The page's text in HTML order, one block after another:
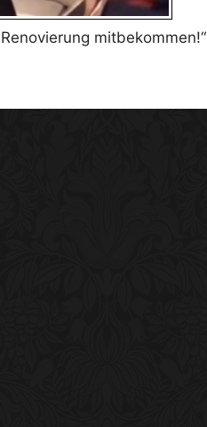
mitbekommen!“